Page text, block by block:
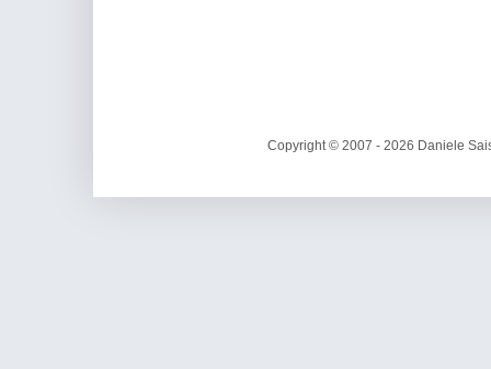
Copyright © 2007 - 2026 Daniele